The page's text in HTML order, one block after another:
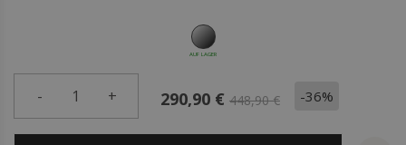
AUF LAGER
- 1 + 290,90 € 448,90 € -36%